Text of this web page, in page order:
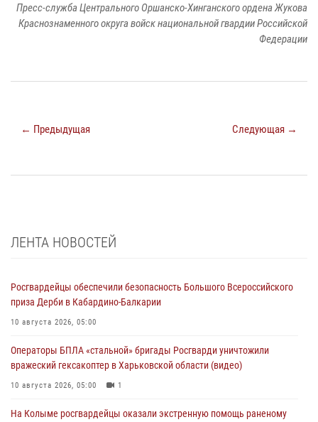
Пресс-служба Центрального Оршанско-Хинганского ордена Жукова
Краснознаменного округа войск национальной гвардии Российской
Федерации
← Предыдущая Следующая →
ЛЕНТА НОВОСТЕЙ
Росгвардейцы обеспечили безопасность Большого Всероссийского
приза Дерби в Кабардино-Балкарии
10 августа 2026, 05:00
Операторы БПЛА «стальной» бригады Росгварди уничтожили
вражеский гексакоптер в Харьковской области (видео)
10 августа 2026, 05:00 1
На Колыме росгвардейцы оказали экстренную помощь раненому